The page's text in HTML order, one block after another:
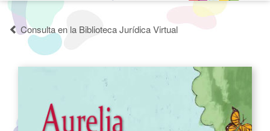
Consulta en la Biblioteca Jurídica Virtual